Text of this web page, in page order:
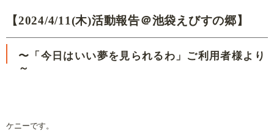
【2024/4/11(木)活動報告＠池袋えびすの郷】
〜「今日はいい夢を見られるわ」ご利用者様より
～
ケニーです。